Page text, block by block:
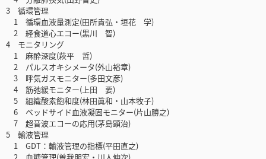
3 循環管理
1 循環血液量測定(田所貴弘・垣花 学)
2 経食道心エコー(黒川 智)
4 モニタリング
1 麻酔深度(萩平 哲)
2 パルスオキシメータ(外山裕章)
3 呼気ガスモニター(多田文彦)
4 筋弛緩モニター(上田 要)
5 組織酸素飽和度(林田眞和・山本牧子)
6 ベッドサイド血液凝固モニター(片山勝之)
7 超音波エコーの応用(茅島顕治)
5 輸液管理
1 GDT：輸液管理の指標(平田直之)